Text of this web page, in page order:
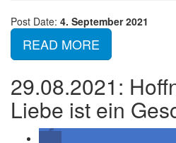
Post Date: 4. September 2021
READ MORE
29.08.2021:
Liebe ist ein